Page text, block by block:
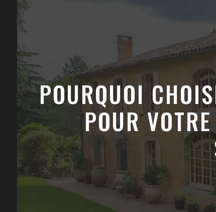
POURQUOI
POUR